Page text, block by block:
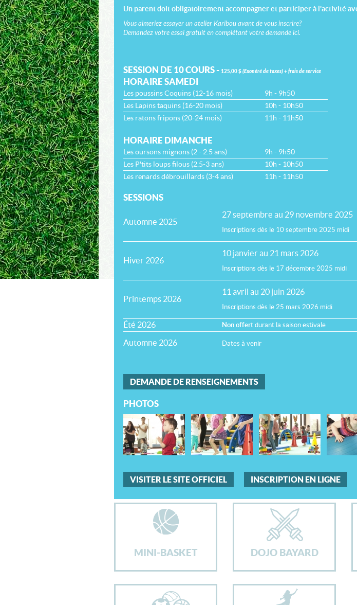
Un parent doit obligatoirement accompagner et participer à l'activité
Vous aimeriez essayer un atelier Karibou avant de vous inscrire?
Demandez votre essai gratuit en complétant votre demandeici.
SESSION DE 10 COURS - 125,00 $(Exonéré de taxes) + frais de service
HORAIRE SAMEDI
Les poussins Coquins (12-16 mois)
9h - 9h50
Les Lapins taquins (16-20 mois)
10h - 10h50
Les ratons fripons (20-24 mois)
11h - 11h50
HORAIRE DIMANCHE
Les oursons mignons (2 - 2.5 ans)
9h - 9h50
Les P'tits loups filous (2.5-3 ans)
10h - 10h50
Les renards débrouillards (3-4 ans)
11h - 11h50
SESSIONS
Automne 2025
27 septembre au 29 novembre 2025
Inscriptions dès le 10 septembre 2025 midi
Hiver 2026
10 janvier au 21 mars 2026
Inscriptions dès le 17 décembre 2025 midi
Printemps 2026
11 avril au 20 juin 2026
Inscriptions dès le 25 mars 2026 midi
Été 2026 Non offert durant la saison estivale
Automne 2026 Dates à venir
DEMANDE DE RENSEIGNEMENTS
PHOTOS
VISITER LE SITE OFFICIEL INSCRIPTION EN LIGNE
MINI-BASKET DOJO BAYARD